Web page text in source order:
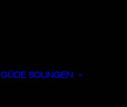
GÜDE SOLINGEN